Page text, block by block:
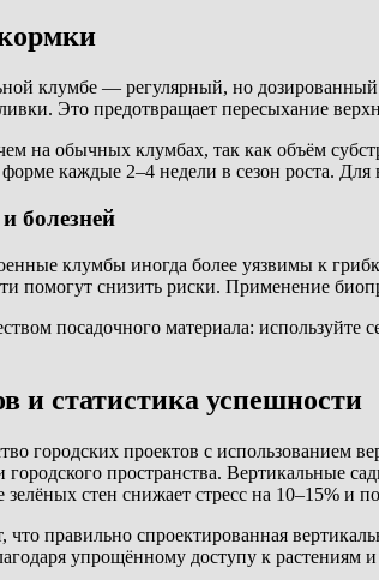
клумбе — регулярный, но
Это предотвращает пересыхание
на обычных клумбах, так как объём
каждые 2–4 недели в сезон роста.
болезней
клумбы иногда более уязвимы к
помогут снизить риски. Применение
посадочного материала:
и статистика успешности
городских проектов с использованием
городского пространства. Вертикальные
зелёных стен снижает стресс на 10–15% и
правильно спроектированная
упрощённому доступу к растениям